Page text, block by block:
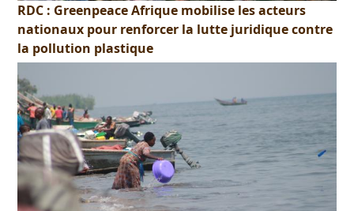
RDC : Greenpeace Afrique mobilise les acteurs
nationaux pour renforcer la lutte juridique contre
la pollution plastique